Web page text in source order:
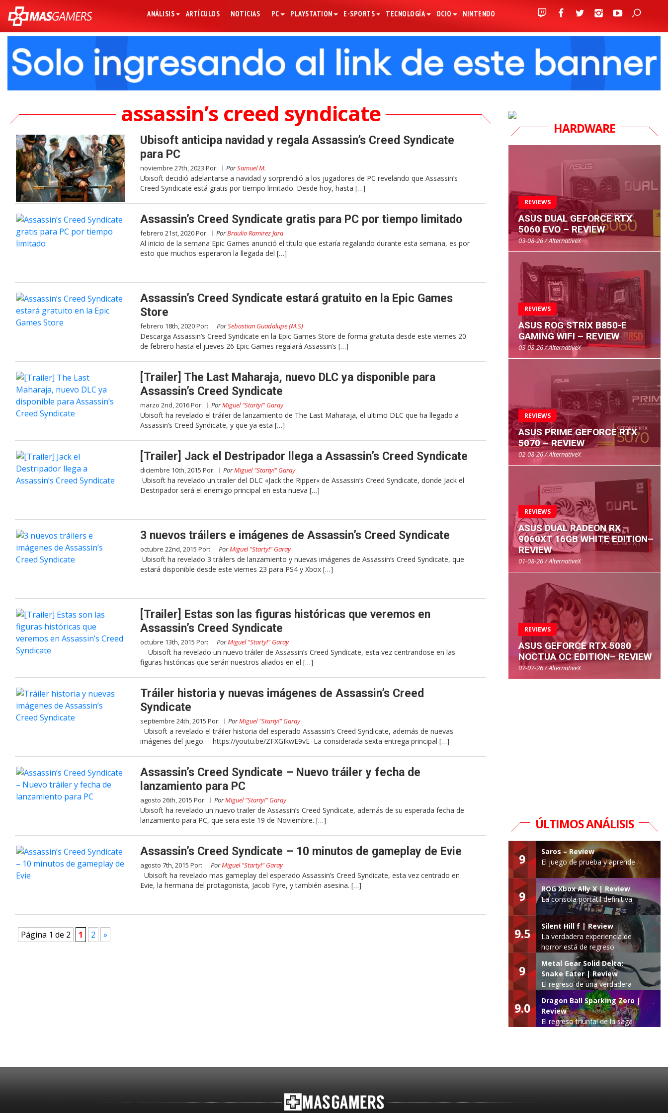
ANÁLISIS ARTÍCULOS NOTICIAS PC PLAYSTATION E-SPORTS TECNOLOGÍA OCIO NINTENDO
assassin’s creed syndicate
Ubisoft anticipa navidad y regala Assassin’s Creed Syndicate
para PC
noviembre 27th, 2023 Por: PorSamuel M.
Ubisoft decidió adelantarse a navidad y sorprendió a los jugadores de PC revelando que Assassin’s
Creed Syndicate está gratis por tiempo limitado. Desde hoy, hasta […]
Assassin’s Creed Syndicate gratis para PC por tiempo limitado
febrero 21st, 2020 Por: PorBraulio Ramirez Jara
Al inicio de la semana Epic Games anunció el título que estaría regalando durante esta semana, es por
esto que muchos esperaron la llegada del […]
Assassin’s Creed Syndicate estará gratuito en la Epic Games
Store
febrero 18th, 2020 Por: PorSebastian Guadalupe (M.S)
Descarga Assassin’s Creed Syndicate en la Epic Games Store de forma gratuita desde este viernes 20
de febrero hasta el jueves 26 Epic Games regalará Assassin’s […]
[Trailer] The Last Maharaja, nuevo DLC ya disponible para
Assassin’s Creed Syndicate
marzo 2nd, 2016 Por: PorMiguel "Starty!" Garay
Ubisoft ha revelado el tráiler de lanzamiento de The Last Maharaja, el ultimo DLC que ha llegado a
Assassin’s Creed Syndicate, y que ya esta […]
[Trailer] Jack el Destripador llega a Assassin’s Creed Syndicate
diciembre 10th, 2015 Por: PorMiguel "Starty!" Garay
Ubisoft ha revelado un trailer del DLC «Jack the Ripper« de Assassin’s Creed Syndicate, donde Jack el
Destripador será el enemigo principal en esta nueva […]
3 nuevos tráilers e imágenes de Assassin’s Creed Syndicate
octubre 22nd, 2015 Por: PorMiguel "Starty!" Garay
Ubisoft ha revelado 3 tráilers de lanzamiento y nuevas imágenes de Assassin’s Creed Syndicate, que
estará disponible desde este viernes 23 para PS4 y Xbox […]
[Trailer] Estas son las figuras históricas que veremos en
Assassin’s Creed Syndicate
octubre 13th, 2015 Por: PorMiguel "Starty!" Garay
Ubisoft ha revelado un nuevo tráiler de Assassin’s Creed Syndicate, esta vez centrandose en las
figuras históricas que serán nuestros aliados en el […]
Tráiler historia y nuevas imágenes de Assassin’s Creed
Syndicate
septiembre 24th, 2015 Por: PorMiguel "Starty!" Garay
Ubisoft a revelado el tráiler historia del esperado Assassin’s Creed Syndicate, además de nuevas
imágenes del juego. https://youtu.be/ZFXGIkwE9vE La considerada sexta entrega principal […]
Assassin’s Creed Syndicate – Nuevo tráiler y fecha de
lanzamiento para PC
agosto 26th, 2015 Por: PorMiguel "Starty!" Garay
Ubisoft ha revelado un nuevo trailer de Assassin’s Creed Syndicate, además de su esperada fecha de
lanzamiento para PC, que sera este 19 de Noviembre. […]
Assassin’s Creed Syndicate – 10 minutos de gameplay de Evie
agosto 7th, 2015 Por: PorMiguel "Starty!" Garay
Ubisoft ha revelado mas gameplay del esperado Assassin’s Creed Syndicate, esta vez centrado en
Evie, la hermana del protagonista, Jacob Fyre, y también asesina. […]
Página 1 de 2 1 2 »
HARDWARE
REVIEWS
ASUS DUAL GEFORCE RTX
5060 EVO – REVIEW
03-08-26 / AlternativeX
REVIEWS
ASUS ROG STRIX B850-E
GAMING WIFI – REVIEW
03-08-26 / AlternativeX
REVIEWS
ASUS PRIME GEFORCE RTX
5070 – REVIEW
02-08-26 / AlternativeX
REVIEWS
ASUS DUAL RADEON RX
9060XT 16GB WHITE EDITION–
REVIEW
01-08-26 / AlternativeX
REVIEWS
ASUS GEFORCE RTX 5080
NOCTUA OC EDITION– REVIEW
07-07-26 / AlternativeX
ÚLTIMOS ANÁLISIS
9
Saros – Review
El juego de prueba y aprende
9
ROG Xbox Ally X | Review
La consola portátil definitiva
9.5
Silent Hill f | Review
La verdadera experiencia de
horror está de regreso
9
Metal Gear Solid Delta:
Snake Eater | Review
El regreso de una verdadera
leyenda
9.0
Dragon Ball Sparking Zero |
Review
El regreso triunfal de la saga